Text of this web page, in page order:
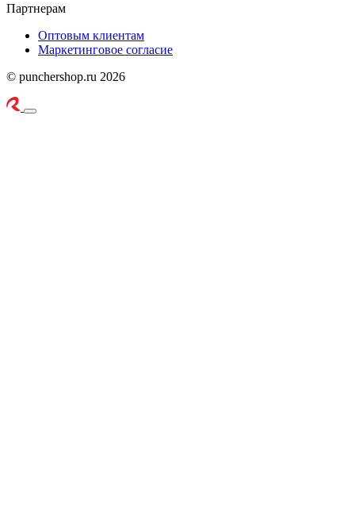
Партнерам
Оптовым клиентам
Маркетинговое согласие
© punchershop.ru 2026